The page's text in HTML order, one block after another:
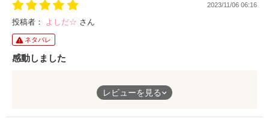
素敵な男性が毎回出てくるので、楽しみです。また素敵な作品書
いてください。
2023/11/06 06:16
投稿者： よしだ☆ さん
ネタバレ
感動しました
この作品を見つけて一気見してしまいました！
レビューを見る